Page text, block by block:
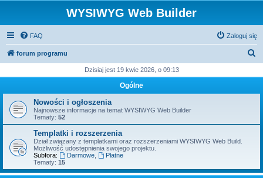
WYSIWYG Web Builder
FAQ Zaloguj się
forum programu
k
j
Dzisiaj jest 19 kwie 2026, o 09:13
Ogólne
Nowości i ogłoszenia
Najnowsze informacje na temat WYSIWYG Web Builder
Tematy: 52
Templatki i rozszerzenia
Dział związany z templatkami oraz rozszerzeniami WYSIWYG Web Build.
Możliwość udostępnienia swojego projektu.
Subfora:
Darmowe,
Płatne
Tematy: 15